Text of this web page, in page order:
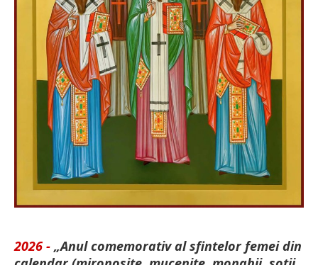
2026 - „Anul comemorativ al sfintelor femei din